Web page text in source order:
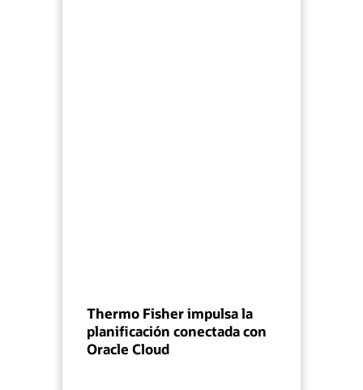
Thermo Fisher impulsa la
planificación conectada con
Oracle Cloud